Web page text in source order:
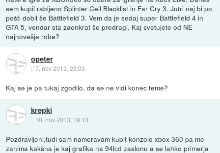
sem kupil rabljeno Splinter Cell Blacklist in Far Cry 3. Jutri naj bi po
pošti dobil še Battlefield 3. Vem da je sedaj super Battlefield 4 in
GTA 5, vendar sta zaenkrat še predragi. Kaj svetujete od NE
najnovešje robe?
opeter
::7. nov 2013, 23:03
Kaj se je pa tukaj zgodilo, da se ne vidi konec teme?
krepki
:: 10. nov 2013, 19:13
Pozdravljeni,tudi sam nameravam kupit konzolo xbox 360 pa me
zanima kakšna je kaj grafika na 94lcd zaslonu a se lahko primerja